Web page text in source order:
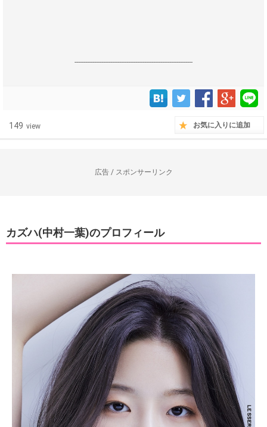
------------------------------------------------------------------
149 view お気に入りに追加
広告 / スポンサーリンク
カズハ(中村一葉)のプロフィール